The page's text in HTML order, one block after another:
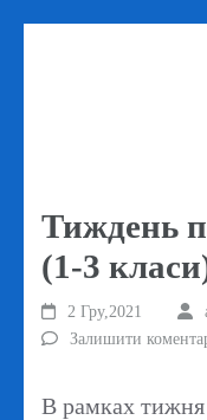
Тиждень
(1-3
2 Гру,2021
Залишити
В рамках тижня